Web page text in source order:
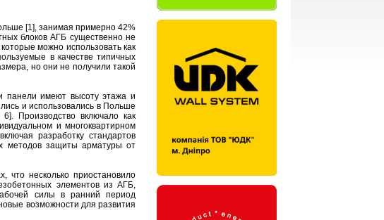
[1], занимая примерно 42%
блоков АГБ существенно не
можно использовать как
в качестве типичных
но они не получили такой
панели имеют высоту этажа и
и использовались в Польше
Производство включало как
и многоквартирном
разработку стандартов
методов защиты арматуры от
что несколько приостановило
элементов из АГБ,
силы в ранний период
возможности для развития